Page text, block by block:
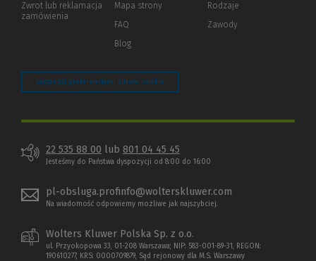
innej
Zwrot lub reklamacja
zamówienia
Mapa strony
FAQ
Blog
Rodzaje
Zawody
Zarządzaj preferencjami plików cookie
22 535 88 00 lub 801 04 45 45
Jesteśmy do Państwa dyspozycji od 8:00 do 16:00
pl-obsluga.profinfo@wolterskluwer.com
Na wiadomość odpowiemy możliwe jak najszybciej.
Wolters Kluwer Polska Sp. z o.o.
ul. Przyokopowa 33, 01-208 Warszawa; NIP: 583-001-89-31, REGON:
190610277, KRS: 0000709879, Sąd rejonowy dla M.S. Warszawy